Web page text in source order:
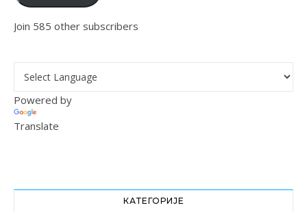
Join 585 other subscribers
Powered by
Translate
КАТЕГОРИЈЕ